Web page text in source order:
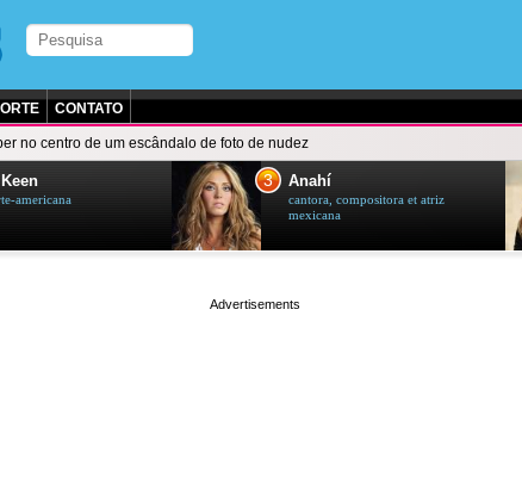
CONTATO
no centro de um escândalo de foto de nudez
americana
3 Anahí
cantora, compositora et atriz
mexicana